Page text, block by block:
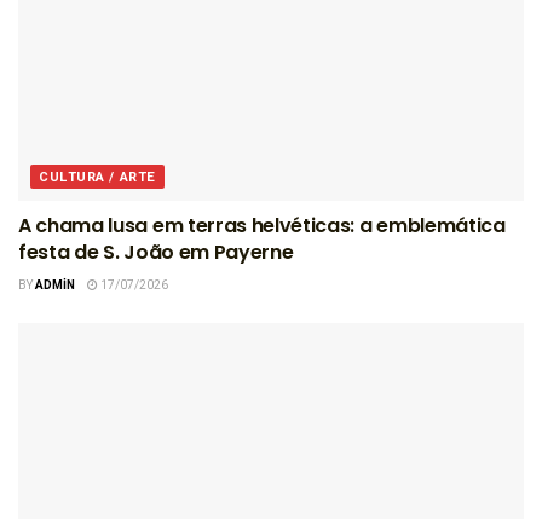
CULTURA / ARTE
A chama lusa em terras helvéticas: a emblemática
festa de S. João em Payerne
BYADMIN 17/07/2026